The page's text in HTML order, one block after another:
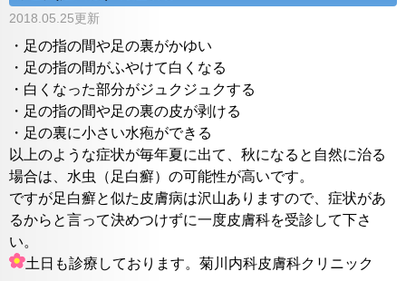
2018.05.25更新
・足の指の間や足の裏がかゆい
・足の指の間がふやけて白くなる
・白くなった部分がジュクジュクする
・足の指の間や足の裏の皮が剥ける
・足の裏に小さい水疱ができる
以上のような症状が毎年夏に出て、秋になると自然に治る
場合は、水虫（足白癬）の可能性が高いです。
ですが足白癬と似た皮膚病は沢山ありますので、症状があ
るからと言って決めつけずに一度皮膚科を受診して下さ
い。
土日も診療しております。菊川内科皮膚科クリニック